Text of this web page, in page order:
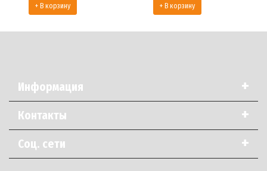
+ В корзину + В корзину
Информация +
Контакты +
Соц. сети +